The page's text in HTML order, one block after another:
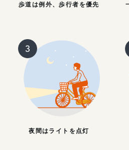
歩道は例外、歩行者を優先
夜間はライトを点灯